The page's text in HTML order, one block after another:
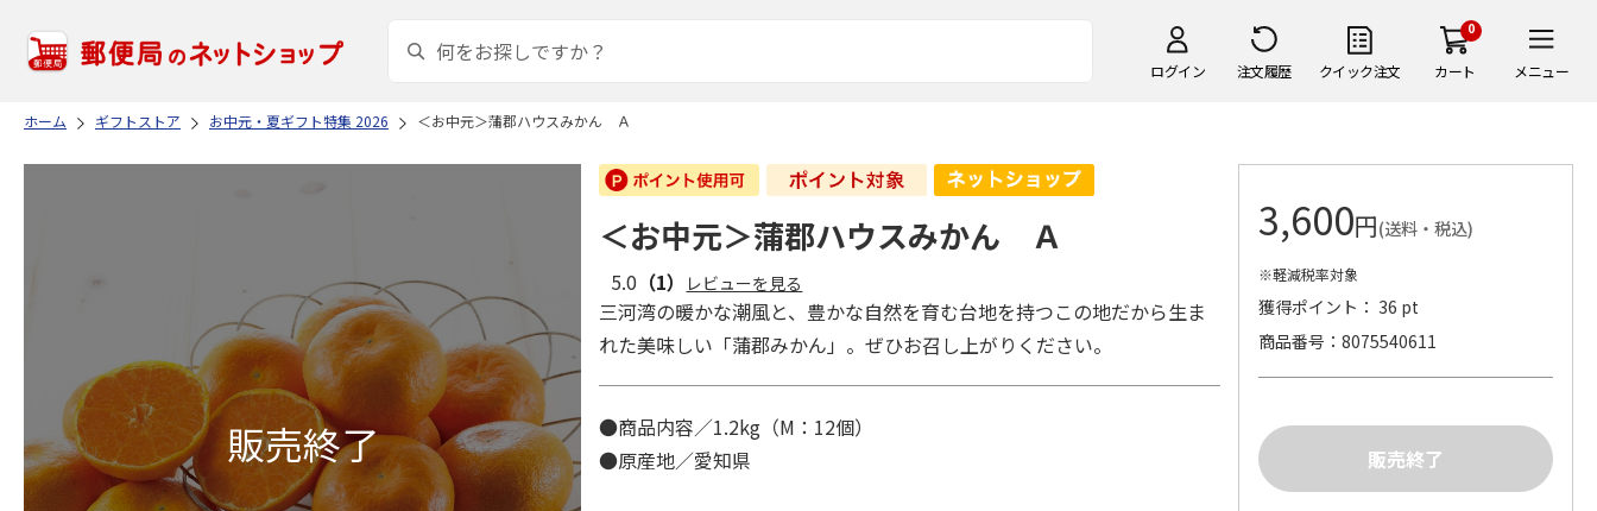
ログイン 注文履歴 クイック注文
0
カート メニュー
ホーム ギフトストア お中元・夏ギフト特集 2026 ＜お中元＞蒲郡ハウスみかん Ａ
＜お中元＞蒲郡ハウスみかん Ａ
5.0 （1） レビューを見る
三河湾の暖かな潮風と、豊かな自然を育む台地を持つこの地だから生ま
れた美味しい「蒲郡みかん」。ぜひお召し上がりください。
●商品内容／1.2kg（M：12個）
●原産地／愛知県
3,600円(送料・税込)
※軽減税率対象
獲得ポイント： 36 pt
商品番号
8075540611